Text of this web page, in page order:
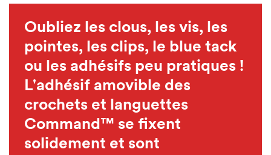
Oubliez les clous, les vis, les
pointes, les clips, le blue tack
ou les adhésifs peu pratiques !
L'adhésif amovible des
crochets et languettes
Command™ se fixent
solidement et sont